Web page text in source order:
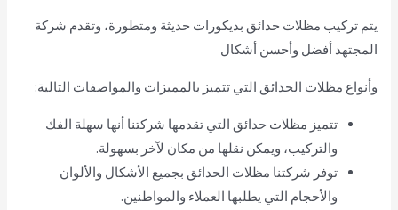
يتم تركيب مظلات حدائق بديكورات حديثة ومتطورة، وتقدم شركة
المجتهد أفضل وأحسن أشكال
وأنواع مظلات الحدائق التي تتميز بالمميزات والمواصفات التالية:
تتميز مظلات حدائق التي تقدمها شركتنا أنها سهلة الفك
والتركيب، ويمكن نقلها من مكان لآخر بسهولة.
توفر شركتنا مظلات الحدائق بجميع الأشكال والألوان
والأحجام التي يطلبها العملاء والمواطنين.